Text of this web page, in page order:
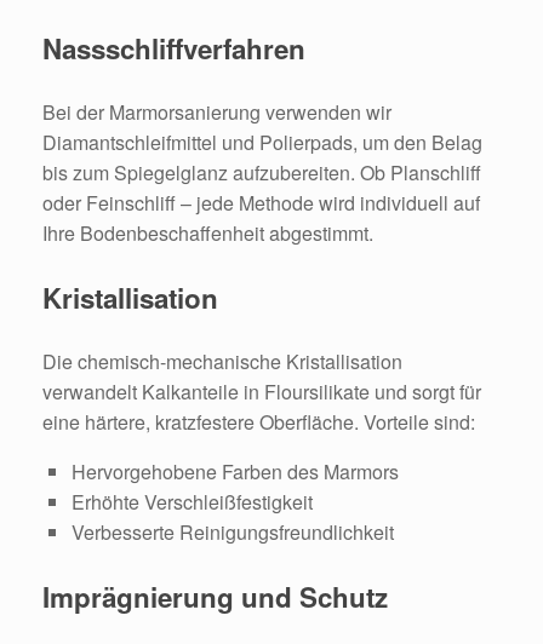
Nassschliffverfahren
Bei der Marmorsanierung verwenden wir
Diamantschleifmittel und Polierpads, um den Belag
bis zum Spiegelglanz aufzubereiten. Ob Planschliff
oder Feinschliff – jede Methode wird individuell auf
Ihre Bodenbeschaffenheit abgestimmt.
Kristallisation
Die chemisch-mechanische Kristallisation
verwandelt Kalkanteile in Floursilikate und sorgt für
eine härtere, kratzfestere Oberfläche. Vorteile sind:
Hervorgehobene Farben des Marmors
Erhöhte Verschleißfestigkeit
Verbesserte Reinigungsfreundlichkeit
Imprägnierung und Schutz